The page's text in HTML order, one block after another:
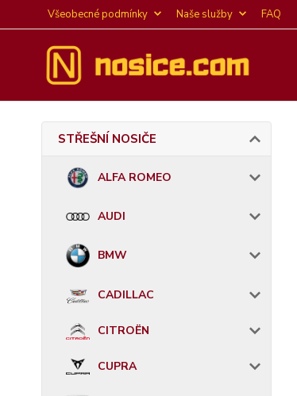
Všeobecné podmínky Naše služby FAQ
STŘEŠNÍ NOSIČE
ALFA ROMEO
AUDI
BMW
CADILLAC
CITROËN
CUPRA